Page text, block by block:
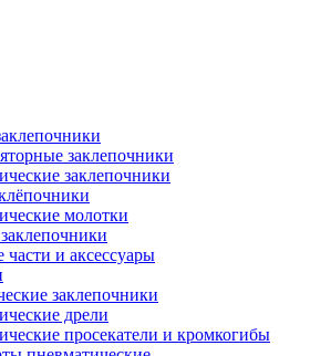
заклепочники
заклепочники
молотки
части и аксессуары
заклепочники
дрели
просекатели и кромкогибы